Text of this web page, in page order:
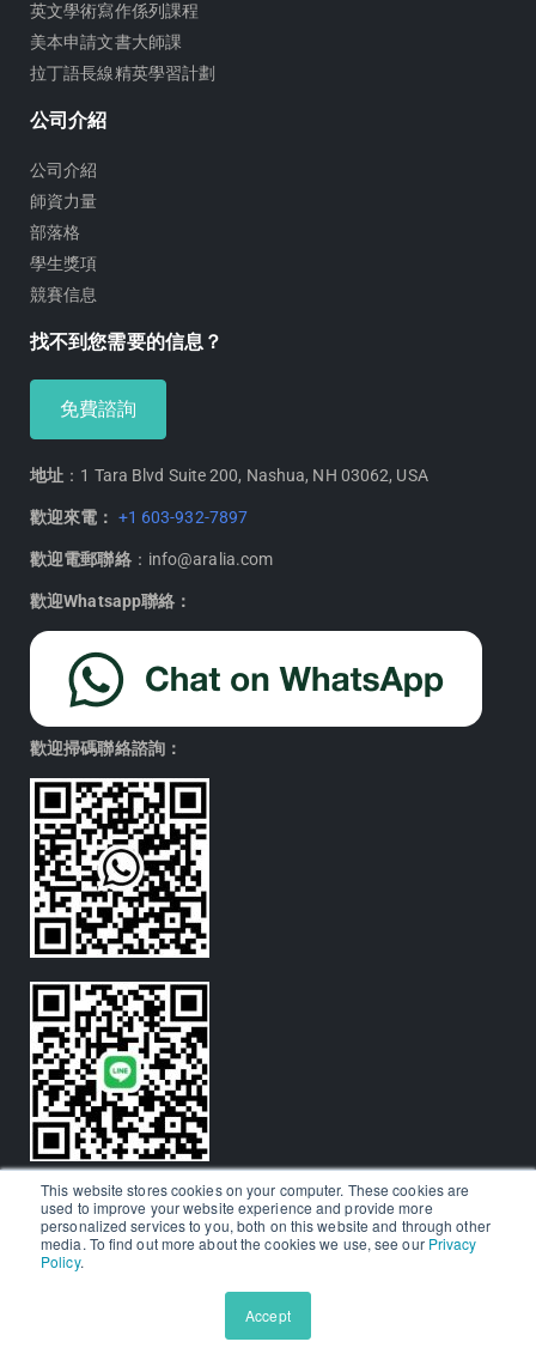
This website stores cookies on your computer. These cookies are
used to improve your website experience and provide more
personalized services to you, both on this website and through other
media. To find out more about the cookies we use, see our Privacy
Policy.
Accept
英文學術寫作係列課程
美本申請文書大師課
拉丁語長線精英學習計劃
公司介紹
公司介紹
師資力量
部落格
學生獎項
競賽信息
找不到您需要的信息？
免費諮詢
地址 ：1 Tara Blvd Suite 200, Nashua, NH 03062, USA
歡迎來電： +1 603-932-7897
歡迎電郵聯絡：info@aralia.com
歡迎Whatsapp聯絡：
歡迎掃碼聯絡諮詢：
© Aralia Education Technology 2026. All rights reserved.